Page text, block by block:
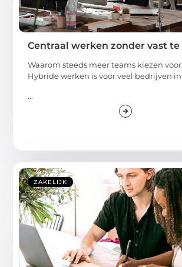
Centraal werken zonder vast
Waarom steeds meer teams kiezen
Hybride werken is voor veel bedrijven
...
ZAKELIJK